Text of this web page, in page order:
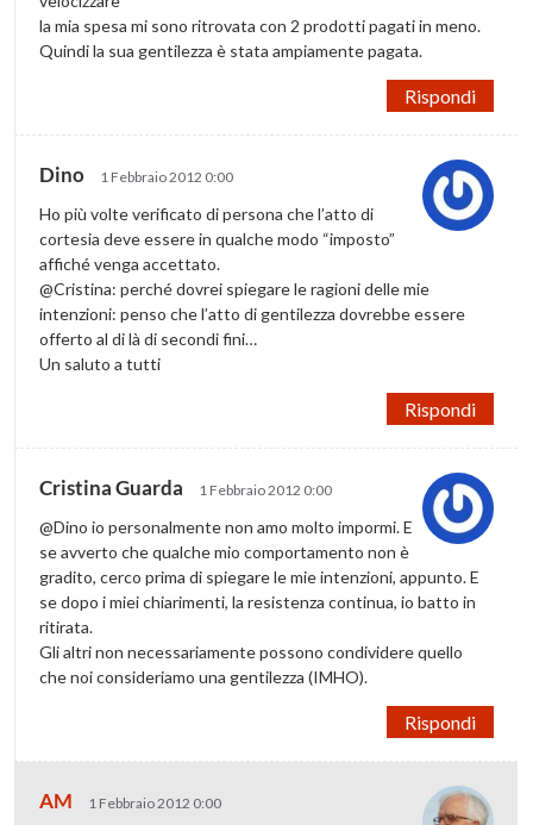
la mia spesa mi sono ritrovata con 2 prodotti pagati in meno.
Quindi la sua gentilezza è stata ampiamente pagata.
Rispondi
Dino 1 Febbraio 2012 0:00
Ho più volte verificato di persona che l’atto di
cortesia deve essere in qualche modo “imposto”
affiché venga accettato.
@Cristina: perché dovrei spiegare le ragioni delle mie
intenzioni: penso che l’atto di gentilezza dovrebbe essere
offerto al di là di secondi fini…
Un saluto a tutti
Rispondi
Cristina Guarda 1 Febbraio 2012 0:00
@Dino io personalmente non amo molto impormi. E
se avverto che qualche mio comportamento non è
gradito, cerco prima di spiegare le mie intenzioni, appunto. E
se dopo i miei chiarimenti, la resistenza continua, io batto in
ritirata.
Gli altri non necessariamente possono condividere quello
che noi consideriamo una gentilezza (IMHO).
Rispondi
AM 1 Febbraio 2012 0:00